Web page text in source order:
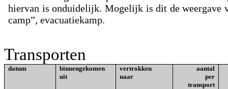
hiervan is onduidelijk. Mogelijk is dit de weergave
camp”, evacuatiekamp.
Transporten
datum
binnengekomen
uit
vertrokken
naar
aantal
per
transport